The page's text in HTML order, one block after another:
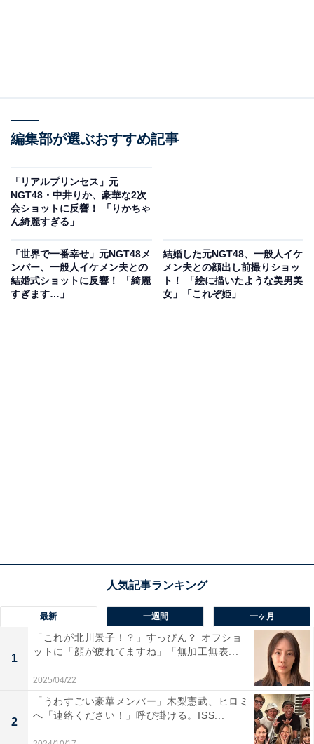
編集部が選ぶおすすめ記事
「リアルプリンセス」元
NGT48・中井りか、豪華な2次
会ショットに反響！ 「りかちゃ
ん綺麗すぎる」
「世界で一番幸せ」元NGT48メ
ンバー、一般人イケメン夫との
結婚式ショットに反響！ 「綺麗
すぎます…」
結婚した元NGT48、一般人イケ
メン夫との顔出し前撮りショッ
ト！ 「絵に描いたような美男美
女」「これぞ姫」
最新 一週間 一ヶ月
1
「これが北川景子！？」すっぴん？ オフショ
ットに「顔が疲れてますね」「無加工無表...
2025/04/22
2
「うわすごい豪華メンバー」木梨憲武、ヒロミ
へ「連絡ください！」呼び掛ける。ISS...